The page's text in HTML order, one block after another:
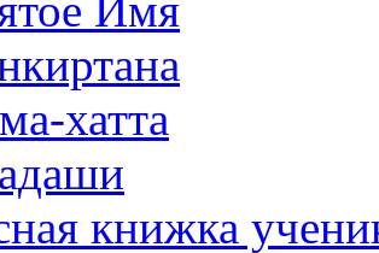
Имя
хатта
книжка